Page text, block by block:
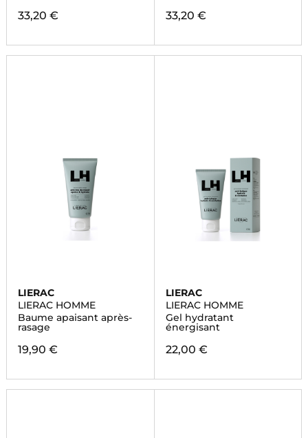
33,20 € 33,20 €
LIERAC
LIERAC HOMME
Baume apaisant après-
rasage
19,90 €
LIERAC
LIERAC HOMME
Gel hydratant
énergisant
22,00 €